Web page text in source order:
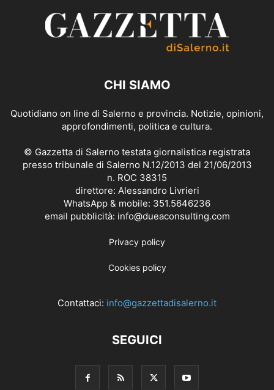
CHI SIAMO
Quotidiano on line di Salerno e provincia. Notizie, opinioni,
approfondimenti, politica e cultura.
© Gazzetta di Salerno testata giornalistica registrata
presso tribunale di Salerno N.12/2013 del 21/06/2013
n. ROC 38315
direttore: Alessandro Livrieri
WhatsApp & mobile: 351.5646236
email pubblicità: info@dueaconsulting.com
Privacy policy
Cookies policy
Contattaci: info@gazzettadisalerno.it
SEGUICI